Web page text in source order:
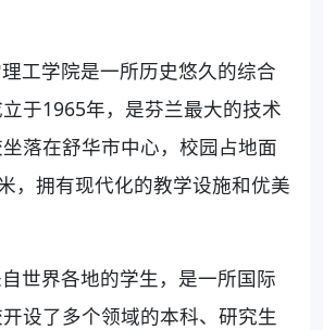
工学院是一所历史悠久的综合
于1965年，是芬兰最大的技术
落在舒华市中心，校园占地面
，拥有现代化的教学设施和优美
世界各地的学生，是一所国际
设了多个领域的本科、研究生